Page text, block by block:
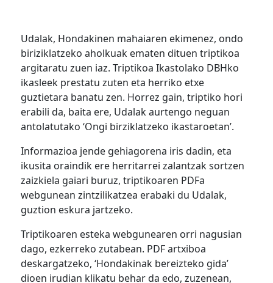
Udalak, Hondakinen mahaiaren ekimenez, ondo
biriziklatzeko aholkuak ematen dituen triptikoa
argitaratu zuen iaz. Triptikoa Ikastolako DBHko
ikasleek prestatu zuten eta herriko etxe
guztietara banatu zen. Horrez gain, triptiko hori
erabili da, baita ere, Udalak aurtengo neguan
antolatutako ‘Ongi birziklatzeko ikastaroetan’.
Informazioa jende gehiagorena iris dadin, eta
ikusita oraindik ere herritarrei zalantzak sortzen
zaizkiela gaiari buruz, triptikoaren PDFa
webgunean zintzilikatzea erabaki du Udalak,
guztion eskura jartzeko.
Triptikoaren esteka webgunearen orri nagusian
dago, ezkerreko zutabean. PDF artxiboa
deskargatzeko, ‘Hondakinak bereizteko gida’
dioen irudian klikatu behar da edo, zuzenean,